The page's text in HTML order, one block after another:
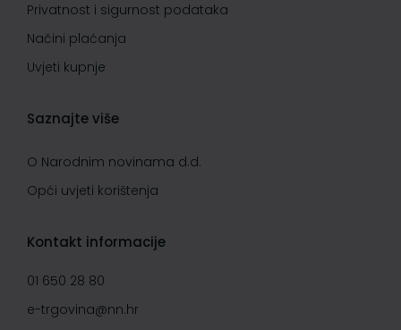
Privatnost i sigurnost podataka
Načini plaćanja
Uvjeti kupnje
Saznajte više
O Narodnim novinama d.d.
Opći uvjeti korištenja
Kontakt informacije
01 650 28 80
e-trgovina@nn.hr